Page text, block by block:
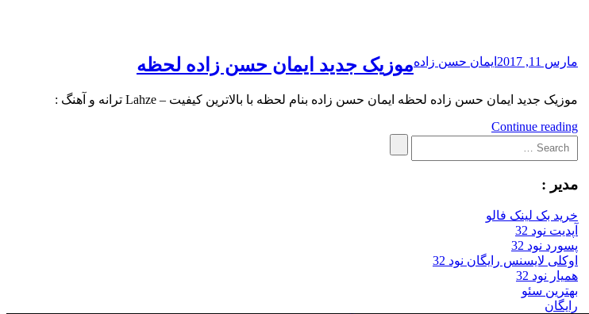
مارس 11, 2017 ایمان حسن زادهموزیک جدید ایمان حسن زاده لحظه
موزیک جدید ایمان حسن زاده لحظه ایمان حسن زاده بنام لحظه با بالاترین کیفیت – Lahze ترانه و آهنگ :
Continue reading
Search
for:
مدیر :
خرید بک لینک فالو
آپدیت نود 32
پسورد نود 32
اوکلی لایسنس رایگان نود 32
همیار نود 32
بهترین سئو
رایگان